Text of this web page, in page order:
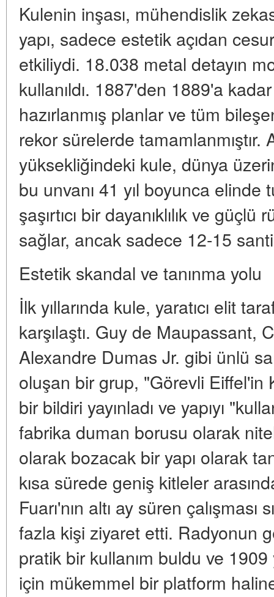
Kulenin inşası, mühendislik
yapı, sadece estetik açıdan
etkiliydi. 18.038 metal detayın
kullanıldı. 1887'den 1889'a
hazırlanmış planlar ve tüm
rekor sürelerde tamamlanmıştır.
yüksekliğindeki kule, dünya
bu unvanı 41 yıl boyunca elinde
şaşırtıcı bir dayanıklılık ve
sağlar, ancak sadece 12-15
Estetik skandal ve tanınma yolu
İlk yıllarında kule, yaratıcı elit
karşılaştı. Guy de Maupassant,
Alexandre Dumas Jr. gibi ünlü
oluşan bir grup, "Görevli Eiffel'in
bir bildiri yayınladı ve yapıyı
fabrika duman borusu olarak
olarak bozacak bir yapı olarak
kısa sürede geniş kitleler
Fuarı'nın altı ay süren
fazla kişi ziyaret etti. Radyonun
pratik bir kullanım buldu ve 1909
için mükemmel bir platform